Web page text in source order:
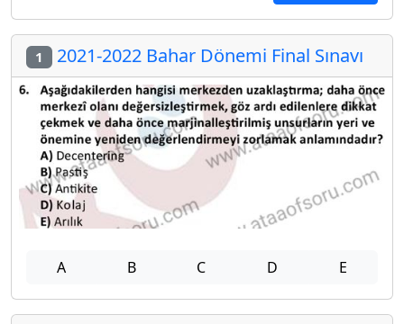
1 2021-2022 Bahar Dönemi Final Sınavı
A B C D E